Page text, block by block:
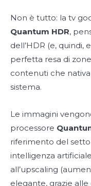
Non è tutto: la tv
Quantum HDR,
dell’HDR (e, quindi,
perfetta resa di
contenuti che
sistema.
Le immagini
processore
riferimento del
intelligenza
all’upscaling
elegante, grazie